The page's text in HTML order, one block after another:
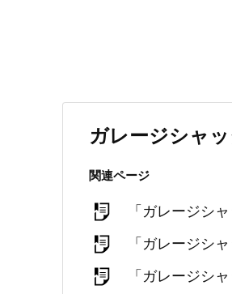
ガレージシャ
関連ページ
「ガレージシ
「ガレージシ
「ガレージシ